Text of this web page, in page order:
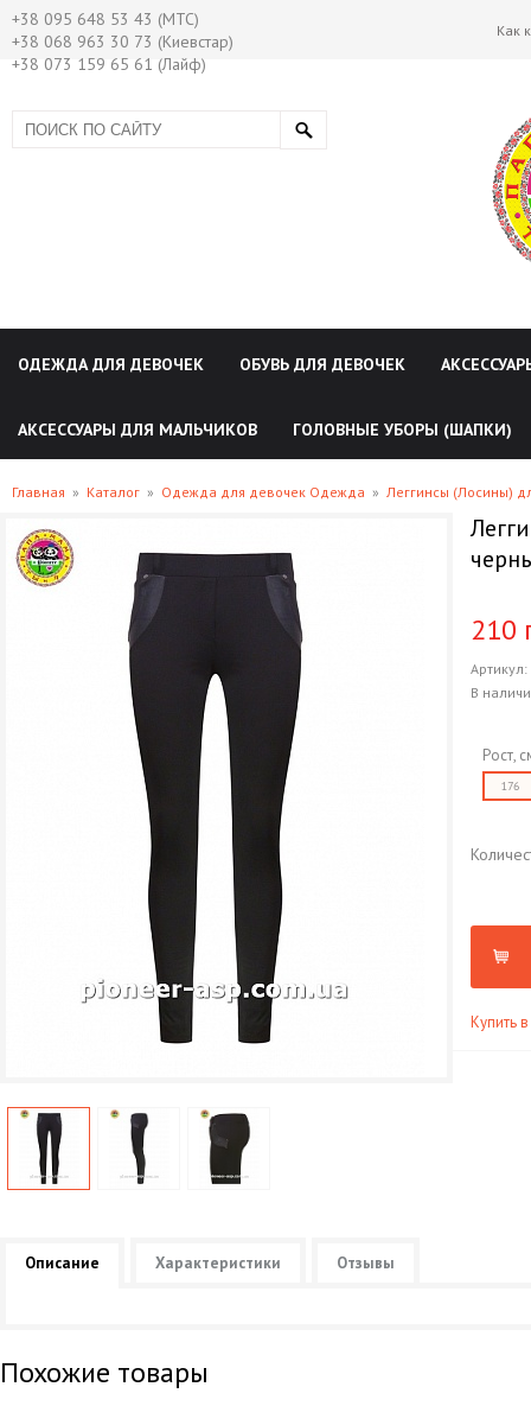
+38 095 648 53 43 (МТС)
+38 068 963 30 73 (Киевстар)
+38 073 159 65 61 (Лайф)
Как
ОДЕЖДА ДЛЯ ДЕВОЧЕК ОБУВЬ ДЛЯ ДЕВОЧЕК
АКСЕССУАРЫ ДЛЯ МАЛЬЧИКОВ ГОЛОВНЫЕ УБОРЫ (ШАПКИ)
Главная » Каталог » Одежда для девочек Одежда » Леггинсы (Лосины)
210
Артикул:
В
Рост,
176
Купить
Описание Характеристики Отзывы
Похожие товары